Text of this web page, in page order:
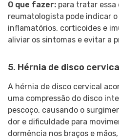
O que fazer: para tratar essa
reumatologista pode indicar
inflamatórios, corticoides e
aliviar os sintomas e evitar a
5. Hérnia de disco
A hérnia de disco cervical
uma compressão do disco
pescoço, causando o
dor e dificuldade para
dormência nos braços e